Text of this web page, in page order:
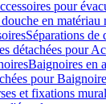
pour
en matériau
Séparations de
détachées pour
Baignoires en
pour
et fixations